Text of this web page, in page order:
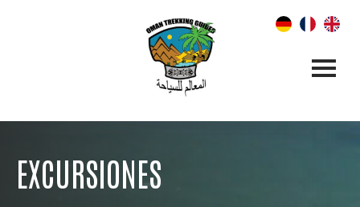
EXCURSIONES